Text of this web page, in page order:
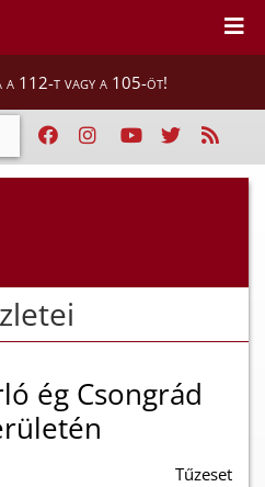
a 112-t vagy a 105-öt!
ég Csongrád
Tűzeset